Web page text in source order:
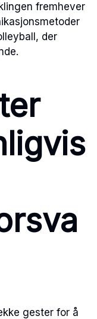
fremhever
der
gester for å